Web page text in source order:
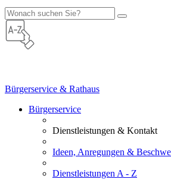
Bürgerservice & Rathaus
Bürgerservice
Dienstleistungen & Kontakt
Ideen, Anregungen &
Dienstleistungen A - Z